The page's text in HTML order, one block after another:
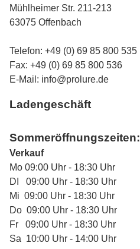
Mühlheimer Str. 211-213
63075 Offenbach
Telefon: +49 (0) 69 85 800 535
Fax: +49 (0) 69 85 800 536
E-Mail: info@prolure.de
Ladengeschäft
Sommeröffnungszeiten:
Verkauf
Mo 09:00 Uhr - 18:30 Uhr
DI 09:00 Uhr - 18:30 Uhr
Mi 09:00 Uhr - 18:30 Uhr
Do 09:00 Uhr - 18:30 Uhr
Fr 09:00 Uhr - 18:30 Uhr
Sa 10:00 Uhr - 14:00 Uhr